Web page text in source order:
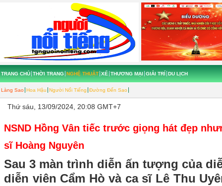
TRANG CHỦ THỜI TRANG NGHỆ THUẬT
Làng Sao Hoa Hậu Người Nổi Tiếng Đường Đến Sao
XẾ THƯƠNG MẠI GIẢI TRÍ DU LỊCH
Thứ sáu, 13/09/2024, 20:08 GMT+7
NSND Hồng Vân tiếc trước giọng hát đẹp
sĩ Hoàng Nguyên
Sau 3 màn trình diễn ấn tượng của
diễn viên Cẩm Hò và ca sĩ Lê Thu